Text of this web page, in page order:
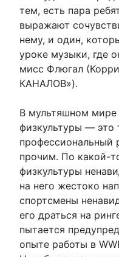
тем, есть пара
выражают
нему, и один,
уроке музыки, где
мисс Флюгал
КАНАЛОВ»).
В мультяшном мире
физкультуры — это
профессиональный
прочим. По какой-
физкультуры
на него жестоко
спортсмены
его драться на
пытается
опыте работы в